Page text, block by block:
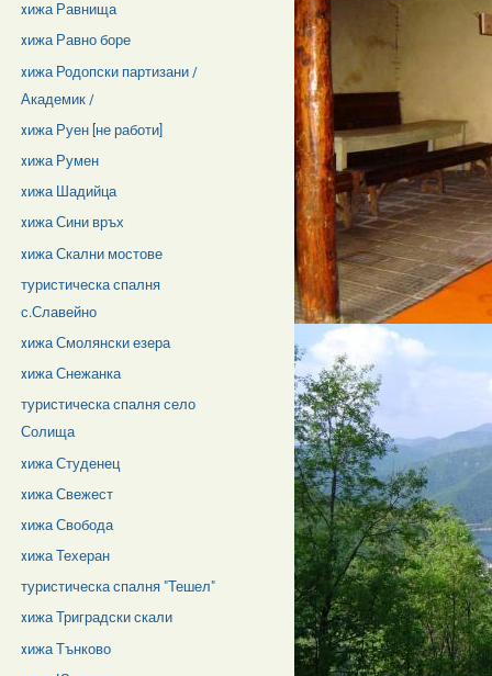
xижа Равнища
xижа Равно боре
xижа Родопски партизани /
Академик /
xижа Руен [не работи]
xижа Румен
xижа Шадийца
xижа Сини връх
xижа Скални мостове
туристическа спалня
с.Славейно
xижа Смолянски езера
xижа Снежанка
туристическа спалня село
Солища
xижа Студенец
xижа Свежест
xижа Свобода
xижа Техеран
туристическа спалня "Тешел"
xижа Триградски скали
xижа Тънково